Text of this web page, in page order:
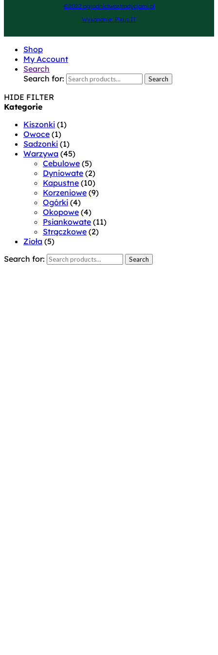
©2022 ogrodnictwoztradycjami.pl
Wykonanie: Pikus.IT
Shop
My Account
Search
Search for:
Search
HIDE FILTER
Kategorie
Kiszonki (1)
Owoce (1)
Sadzonki (1)
Warzywa (45)
Cebulowe (5)
Dyniowate (2)
Kapustne (10)
Korzeniowe (9)
Ogórki (4)
Okopowe (4)
Psiankowate (11)
Strączkowe (2)
Zioła (5)
Search for:
Search